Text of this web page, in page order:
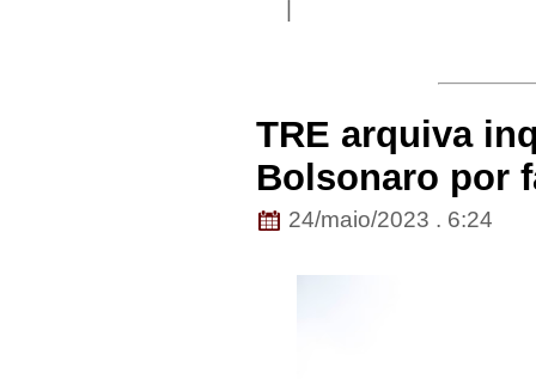
TRE arquiva
Bolsonaro por
24/maio/2023 . 6:24